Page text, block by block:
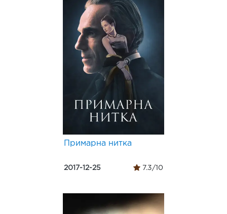
Примарна нитка
2017-12-25 7.3/10